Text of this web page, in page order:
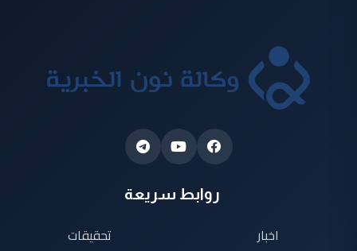
روابط سريعة
اخبار
تحقيقات